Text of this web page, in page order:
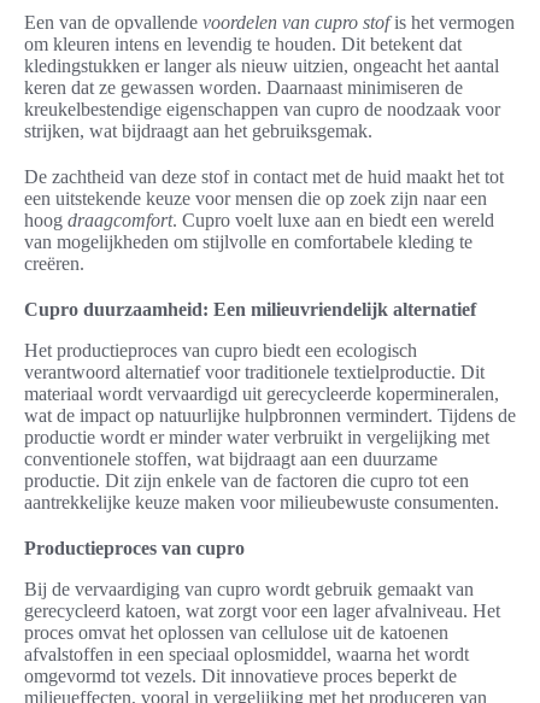
Een van de opvallende voordelen van cupro stofis het vermogen
om kleuren intens en levendig te houden. Dit betekent dat
kledingstukken er langer als nieuw uitzien, ongeacht het aantal
keren dat ze gewassen worden. Daarnaast minimiseren de
kreukelbestendige eigenschappen van cupro de noodzaak voor
strijken, wat bijdraagt aan het gebruiksgemak.
De zachtheid van deze stof in contact met de huid maakt het tot
een uitstekende keuze voor mensen die op zoek zijn naar een
hoog draagcomfort. Cupro voelt luxe aan en biedt een wereld
van mogelijkheden om stijlvolle en comfortabele kleding te
creëren.
Cupro duurzaamheid: Een milieuvriendelijk alternatief
Het productieproces van cupro biedt een ecologisch
verantwoord alternatief voor traditionele textielproductie. Dit
materiaal wordt vervaardigd uit gerecycleerde kopermineralen,
wat de impact op natuurlijke hulpbronnen vermindert. Tijdens de
productie wordt er minder water verbruikt in vergelijking met
conventionele stoffen, wat bijdraagt aan een duurzame
productie. Dit zijn enkele van de factoren die cupro tot een
aantrekkelijke keuze maken voor milieubewuste consumenten.
Productieproces van cupro
Bij de vervaardiging van cupro wordt gebruik gemaakt van
gerecycleerd katoen, wat zorgt voor een lager afvalniveau. Het
proces omvat het oplossen van cellulose uit de katoenen
afvalstoffen in een speciaal oplosmiddel, waarna het wordt
omgevormd tot vezels. Dit innovatieve proces beperkt de
milieueffecten, vooral in vergelijking met het produceren van